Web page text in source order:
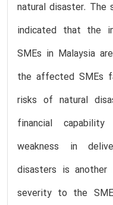
natural disaster.
indicated that the
SMEs in Malaysia
the affected SMEs
risks of natural
financial capability
weakness in
disasters is
severity to the